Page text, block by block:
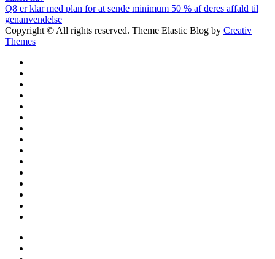
Q8 er klar med plan for at sende minimum 50 % af deres affald til
genanvendelse
Copyright © All rights reserved. Theme Elastic Blog by Creativ
Themes